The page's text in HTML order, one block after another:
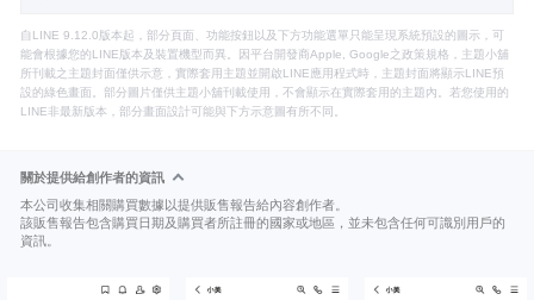
自LINE 9.12.0版本起，部分頁面、功能按鈕以及下方功能選單只能呈現系統預設的圖示，可
能會根據您的LINE版本及裝置機型而異。因平台開發商Apple, Google之政策規格，主題小舖
所刊載之主題封面僅供示意，實際套用主題並開啟LINE應用程式時，主題封面將顯示LINE預
設的綠色畫面。部分圖片僅供主題小舖刊載使用，不會顯示在實際套用的主題內。若您使用的
LINE非最新版本，部分畫面設計可能與下方示意圖有所不同。
關於提供給創作者的資訊
本公司收集相關購買數據以提供販售報告給內容創作者。
該販售報告包含購買日期及購買者所註冊的國家或地區，並未包含任何可識別用戶的
資訊。